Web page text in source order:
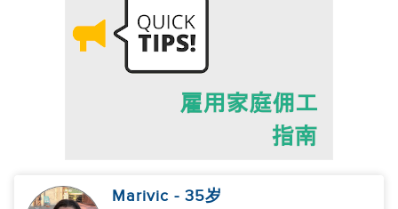
Marivic - 35岁